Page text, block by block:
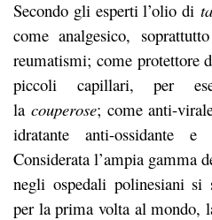
Secondo gli esperti l’olio di
come analgesico,
reumatismi; come protettore
piccoli capillari, per
lacouperose; come anti-
idratante anti-ossidante e
Considerata l’ampia gamma
negli ospedali polinesiani si
per la prima volta al mondo,